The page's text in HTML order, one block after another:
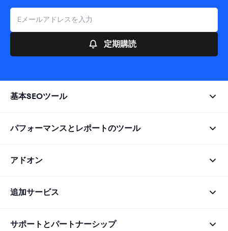
定期購読
基本SEOツール
パフォーマンスとレポートのツール
アドオン
追加サービス
サポートとパートナーシップ